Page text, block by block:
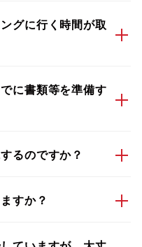
グに行く時間が取
に書類等を準備す
るのですか？
すか？